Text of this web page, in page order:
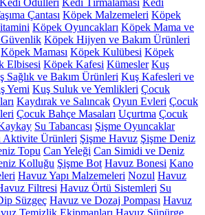
Kedi Ödülleri Kedi Tırmalaması Kedi
Çantası Köpek Malzemeleri Köpek
Köpek Oyuncakları Köpek Mama ve
Köpek Hijyen ve Bakım Ürünleri
Köpek Maması Köpek Kulübesi Köpek
Elbisesi Köpek Kafesi Kümesler Kuş
Sağlık ve Bakım Ürünleri Kuş Kafesleri ve
Yemi Kuş Suluk ve Yemlikleri Çocuk
Kaydırak ve Salıncak Oyun Evleri Çocuk
Çocuk Bahçe Masaları Uçurtma Çocuk
Su Tabancası Şişme Oyuncaklar
Aktivite Ürünleri Şişme Havuz Şişme Deniz
Topu Can Yeleği Can Simidi ve Deniz
Kolluğu Şişme Bot Havuz Bonesi Kano
Havuz Yapı Malzemeleri Nozul Havuz
Filtresi Havuz Örtü Sistemleri Su
Süzgeç Havuz ve Dozaj Pompası Havuz
Temizlik Ekipmanları Havuz Süpürge